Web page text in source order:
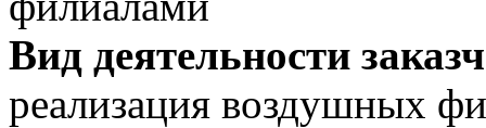
Вид деятельности
реализация воздушных